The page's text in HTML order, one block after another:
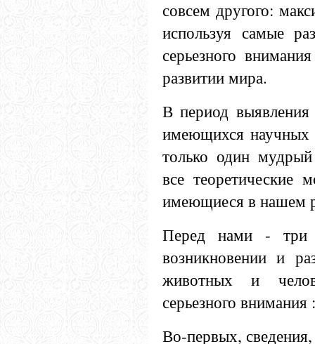
совсем другого:
используя самые
серьезного
развитии мира.
В период выявления
имеющихся научных
только один
все теоретические
имеющиеся в нашем
Перед нами - три
возникновении и
животных и
серьезного внимания
Во-первых,